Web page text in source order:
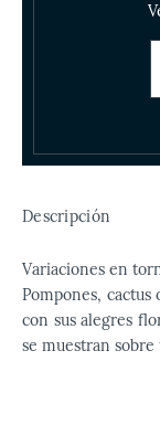
Descripción
Variaciones en
Pompones,
con sus alegres
se muestran